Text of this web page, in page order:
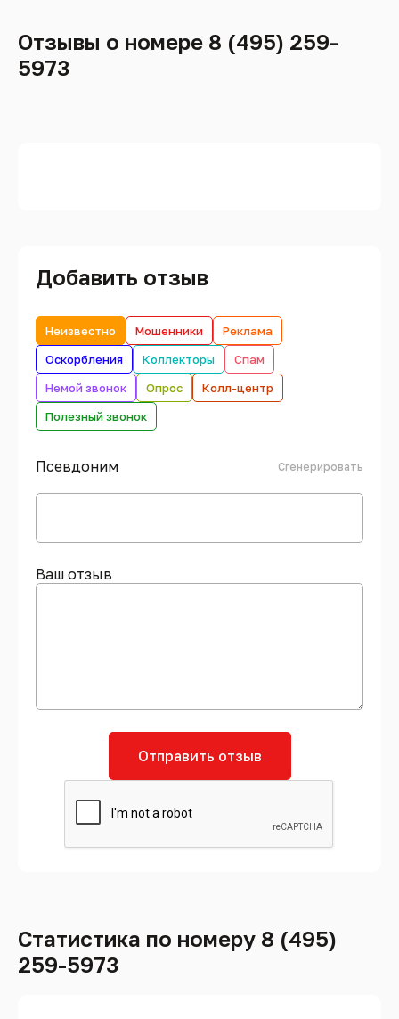
Отзывы о номере 8 (495) 259-
5973
Добавить отзыв
Неизвестно Мошенники
Реклама
Оскорбления
Коллекторы
Спам
Немой звонок
Опрос
Колл-центр
Полезный звонок
Псевдоним Сгенерировать
Ваш отзыв
Отправить отзыв
Статистика по номеру 8 (495)
259-5973